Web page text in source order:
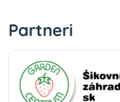
Partneri